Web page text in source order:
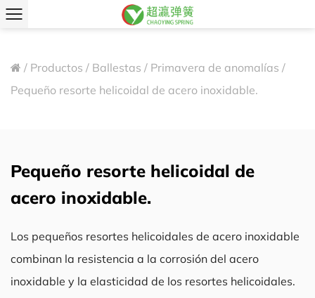
/ Productos / Ballestas / Primavera de anomalías /
Pequeño resorte helicoidal de acero inoxidable.
Pequeño resorte helicoidal de
acero inoxidable.
Los pequeños resortes helicoidales de acero inoxidable
combinan la resistencia a la corrosión del acero
inoxidable y la elasticidad de los resortes helicoidales.